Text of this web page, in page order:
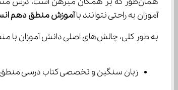
آموزان به راحتی نتوانند با آموزش منطقدهم
به طور کلی، چالش‌های اصلی دانش آموزان با منطق دهم انسانی به موارد زیر خلاصه می‌شود که در نهایت آن‌ها را به جستجوی
زبان سنگین و تخصصی کتاب درسی